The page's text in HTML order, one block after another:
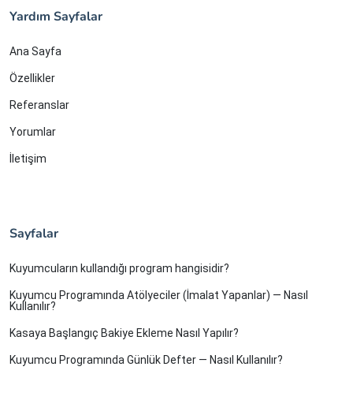
Yardım Sayfalar
Ana Sayfa
Özellikler
Referanslar
Yorumlar
İletişim
Sayfalar
Kuyumcuların kullandığı program hangisidir?
Kuyumcu Programında Atölyeciler (İmalat Yapanlar) — Nasıl
Kullanılır?
Kasaya Başlangıç Bakiye Ekleme Nasıl Yapılır?
Kuyumcu Programında Günlük Defter — Nasıl Kullanılır?